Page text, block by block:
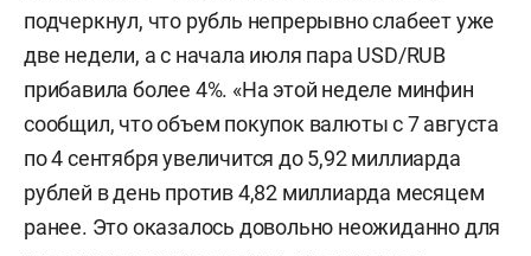
подчеркнул, что рубль непрерывно слабеет уже
две недели, а с начала июля пара USD/RUB
прибавила более 4%. «На этой неделе минфин
сообщил, что объем покупок валюты с 7 августа
по 4 сентября увеличится до 5,92 миллиарда
рублей в день против 4,82 миллиарда месяцем
ранее. Это оказалось довольно неожиданно для